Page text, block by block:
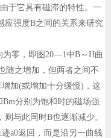
于它具有磁滞的特性。一
应强度B之间的关系来研究
零，即图20—1中B～H曲
随之增加，但两者之间不
加(或增加十分缓慢)，这
分别为饱和时的磁场强
与此同时B也逐渐减少。
a0返回，而是沿另一曲线